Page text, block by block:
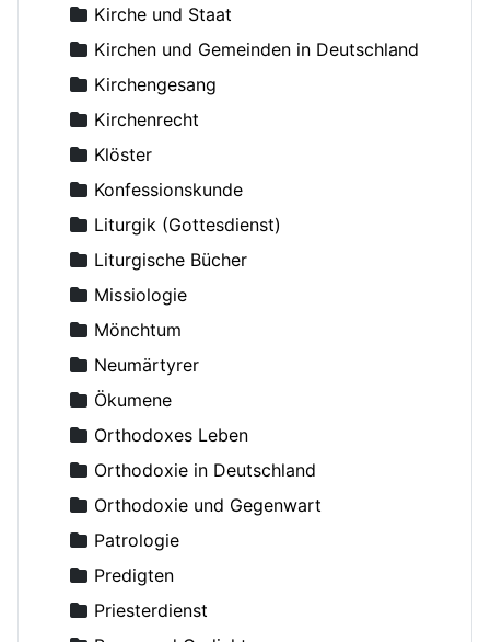
Aranicki, Miloje S.
Arseni (Shadanowskij), Bischof
Arseniew, Nikolaus
Artemoff, Nikolai, Erzpriester
Aslanoff, Catherine
Asmussen, Hans, Dr.
Augustinos, Bischof von Elaia
Avdejev, Dmitry
Averky, Erzbischof
Axyonov, Igor, Erzpriester
Backhaus, Ambrosius, Erzpriester
Bakker Michael, Diakon
Balakhnin, Andrey, Diakon
Bashkirov, Vladimir, Erzpriester
Basilios (Grolimund), Archimandrit
Basilius der Große, Erleuchter
Bazarov, I.I., Erzpriester
Becker-Comes, Johannes
Kirche und Staat
Kirchen und Gemeinden in Deutschland
Kirchengesang
Kirchenrecht
Klöster
Konfessionskunde
Liturgik (Gottesdienst)
Liturgische Bücher
Missiologie
Mönchtum
Neumärtyrer
Ökumene
Orthodoxes Leben
Orthodoxie in Deutschland
Orthodoxie und Gegenwart
Patrologie
Predigten
Priesterdienst